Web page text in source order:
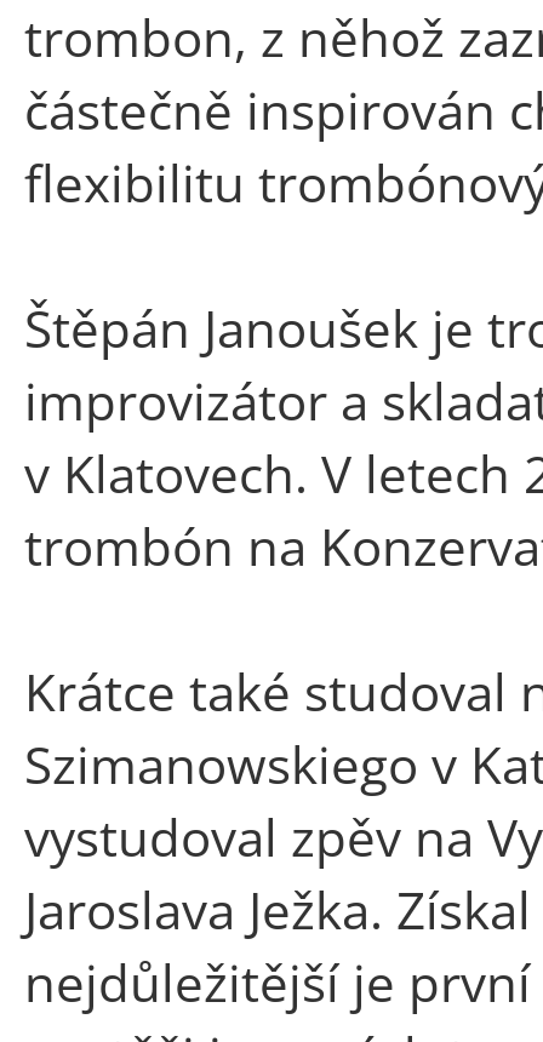
trombon, z něhož
částečně inspirován
flexibilitu
Štěpán Janoušek je
improvizátor a
v Klatovech. V letech
trombón na
Krátce také studoval
Szimanowskiego v
vystudoval zpěv na
Jaroslava Ježka.
nejdůležitější je